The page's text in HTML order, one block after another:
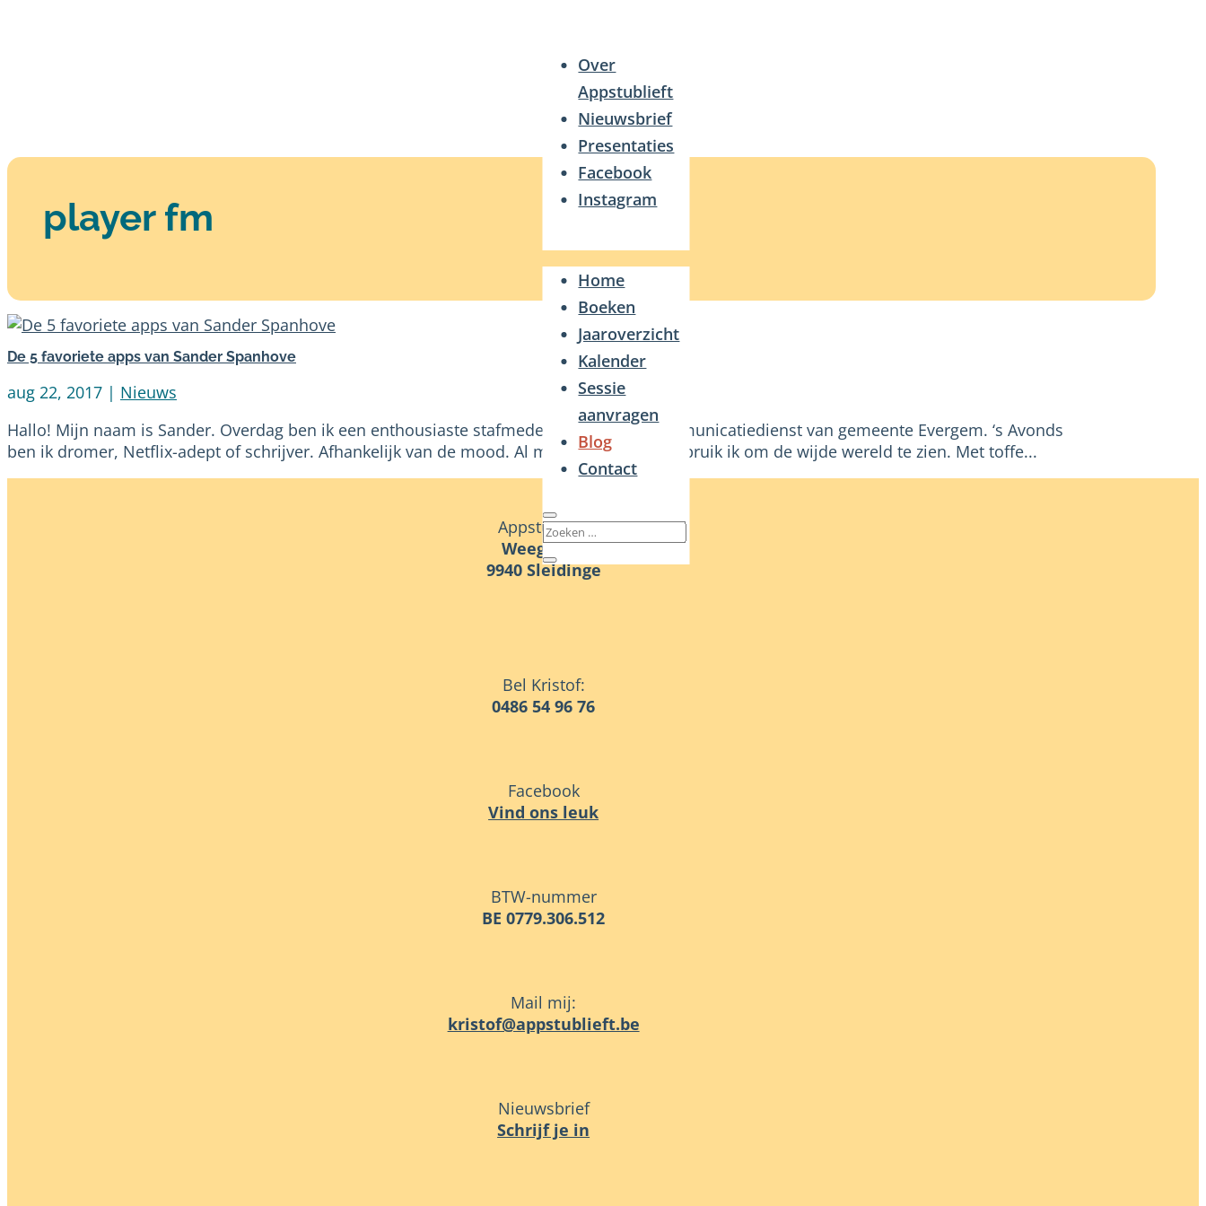
Over
Appstublieft
Nieuwsbrief
Presentaties
Facebook
Instagram
Home
Boeken
Jaaroverzicht
Kalender
Sessie
aanvragen
Blog
Contact
player fm
De 5 favoriete apps van Sander Spanhove
aug 22, 2017 | Nieuws
Hallo! Mijn naam is Sander. Overdag ben ik een enthousiaste stafmedewerker op de communicatiedienst van gemeente Evergem. ‘s Avonds
ben ik dromer, Netflix-adept of schrijver. Afhankelijk van de mood. Al mijn verlofdagen gebruik ik om de wijde wereld te zien. Met toffe...
Appstublieft
Weegse 48
9940 Sleidinge
Bel Kristof:
0486 54 96 76
Facebook
Vind ons leuk
BTW-nummer
BE 0779.306.512
Mail mij:
eb.tfeilbutsppa@fotsirk
Nieuwsbrief
Schrijf je in